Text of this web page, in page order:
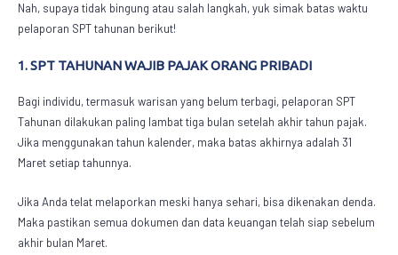
Nah, supaya tidak bingung atau salah langkah, yuk simak batas waktu
pelaporan SPT tahunan berikut!
1. SPT TAHUNAN WAJIB PAJAK ORANG PRIBADI
Bagi individu, termasuk warisan yang belum terbagi, pelaporan SPT
Tahunan dilakukan paling lambat tiga bulan setelah akhir tahun pajak.
Jika menggunakan tahun kalender, maka batas akhirnya adalah 31
Maret setiap tahunnya.
Jika Anda telat melaporkan meski hanya sehari, bisa dikenakan denda.
Maka pastikan semua dokumen dan data keuangan telah siap sebelum
akhir bulan Maret.